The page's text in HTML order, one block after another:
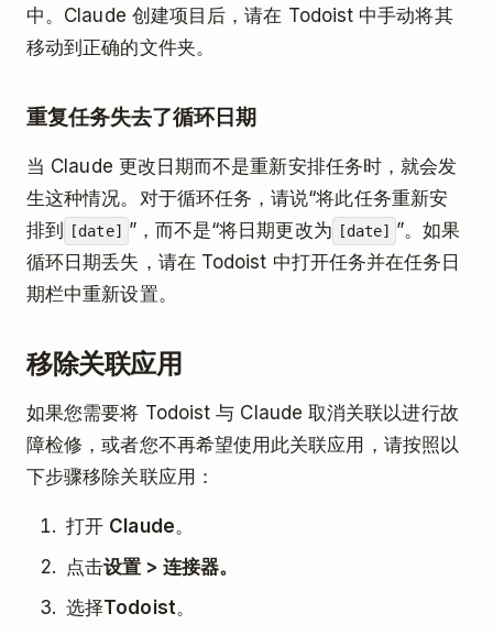
中。Claude 创建项目后，请在 Todoist 中手动将其
移动到正确的文件夹。
重复任务失去了循环日期
当 Claude 更改日期而不是重新安排任务时，就会发
生这种情况。对于循环任务，请说“将此任务重新安
排到
[date] ”，而不是“将日期更改为 [date]
”。如果
循环日期丢失，请在 Todoist 中打开任务并在任务日
期栏中重新设置。
移除关联应用
如果您需要将 Todoist 与 Claude 取消关联以进行故
障检修，或者您不再希望使用此关联应用，请按照以
下步骤移除关联应用：
打开 Claude。
点击设置 > 连接器。
选择Todoist。